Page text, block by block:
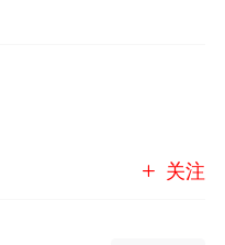
外挂！
维护游
关注